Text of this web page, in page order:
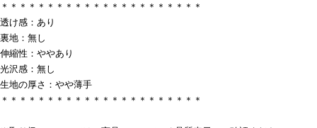
＊＊＊＊＊＊＊＊＊＊＊＊＊＊＊＊＊＊＊＊＊＊
透け感：あり
裏地：無し
伸縮性：ややあり
光沢感：無し
生地の厚さ：やや薄手
＊＊＊＊＊＊＊＊＊＊＊＊＊＊＊＊＊＊＊＊＊＊